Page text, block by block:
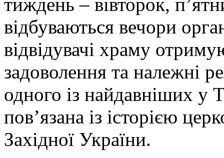
відбуваються вечори
відвідувачі храму
задоволення та належні
одного із найдавніших у
пов’язана із історією
Західної України.